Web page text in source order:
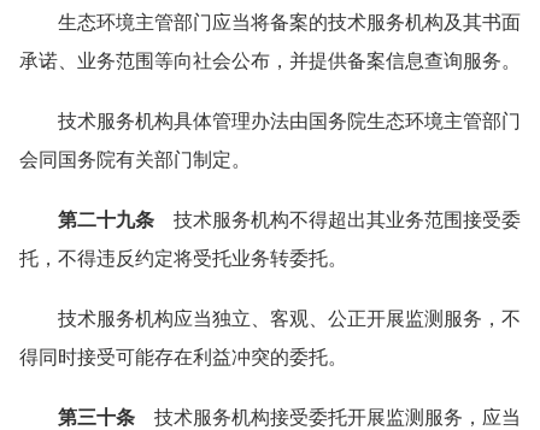
生态环境主管部门应当将备案的技术服务机构及其书面
承诺、业务范围等向社会公布，并提供备案信息查询服务。
技术服务机构具体管理办法由国务院生态环境主管部门
会同国务院有关部门制定。
第二十九条 技术服务机构不得超出其业务范围接受委
托，不得违反约定将受托业务转委托。
技术服务机构应当独立、客观、公正开展监测服务，不
得同时接受可能存在利益冲突的委托。
第三十条 技术服务机构接受委托开展监测服务，应当